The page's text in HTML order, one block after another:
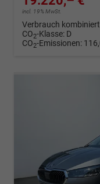
incl. 19% MwSt.
Verbrauch
CO2-Klasse: D
CO2-Emissionen: